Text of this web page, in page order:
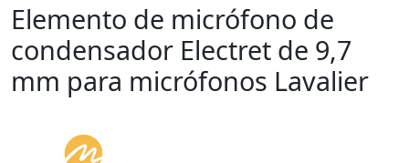
Elemento de micrófono de
condensador Electret de 9,7
mm para micrófonos Lavalier